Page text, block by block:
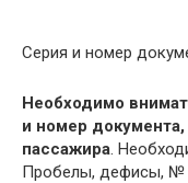
Серия и номер
Необходимо
и номер
пассажира.
Пробелы, дефисы, №